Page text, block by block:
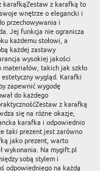
karafkąZestaw z karafką to
wnętrze o elegancki i
przechowywania i
Jej funkcja nie ogranicza
każdemu stołowi, a
każdej zastawy
wysokiej jakości
takich jak szkło
wygląd. Karafki
zapewnić wygodę
do każdego
z karafką
się na różne okazje,
karafka i odpowiednio
taki prezent jest zarówno
jako prezent, warto
wykonania. Na mygift.pl
sobą stylem i
odpowiedniego na każdą